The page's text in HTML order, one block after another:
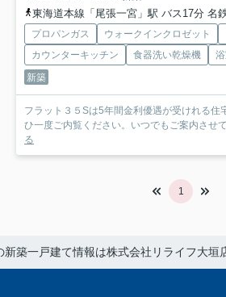
東海道本線「尾張一宮」駅 バス17分 名鉄
プロパンガス ウォークインクロゼット
カウンターキッチン
食器洗い乾燥機
新築
フラット３５Sは5年間金利優遇が受けれる住
ひ一度ご内覧ください。いつでもご案内させ
る
1
築一戸建て情報は株式会社リライフ大垣